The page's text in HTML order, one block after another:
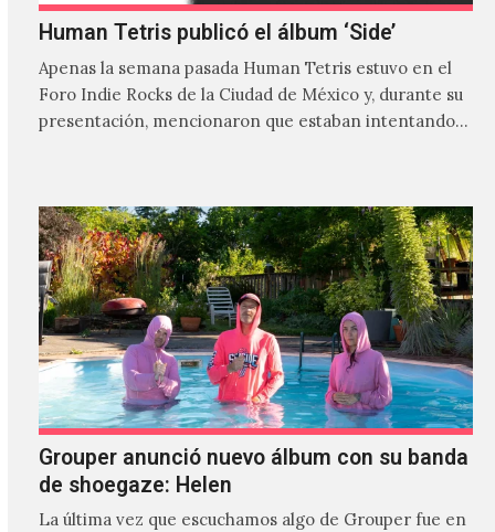
Human Tetris publicó el álbum ‘Side’
Apenas la semana pasada Human Tetris estuvo en el
Foro Indie Rocks de la Ciudad de México y, durante su
presentación, mencionaron que estaban intentando…
Grouper anunció nuevo álbum con su banda
de shoegaze: Helen
La última vez que escuchamos algo de Grouper fue en